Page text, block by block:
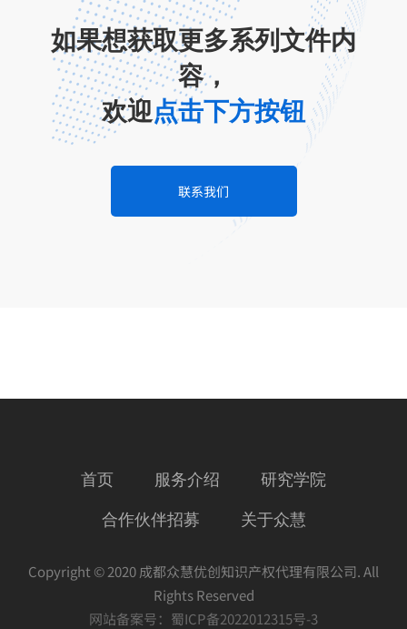
如果想获取更多系列文件内
容，
欢迎点击下方按钮
联系我们
首页 服务介绍 研究学院
合作伙伴招募 关于众慧
Copyright © 2020 成都众慧优创知识产权代理有限公司. All
Rights Reserved
网站备案号： 蜀ICP备2022012315号-3